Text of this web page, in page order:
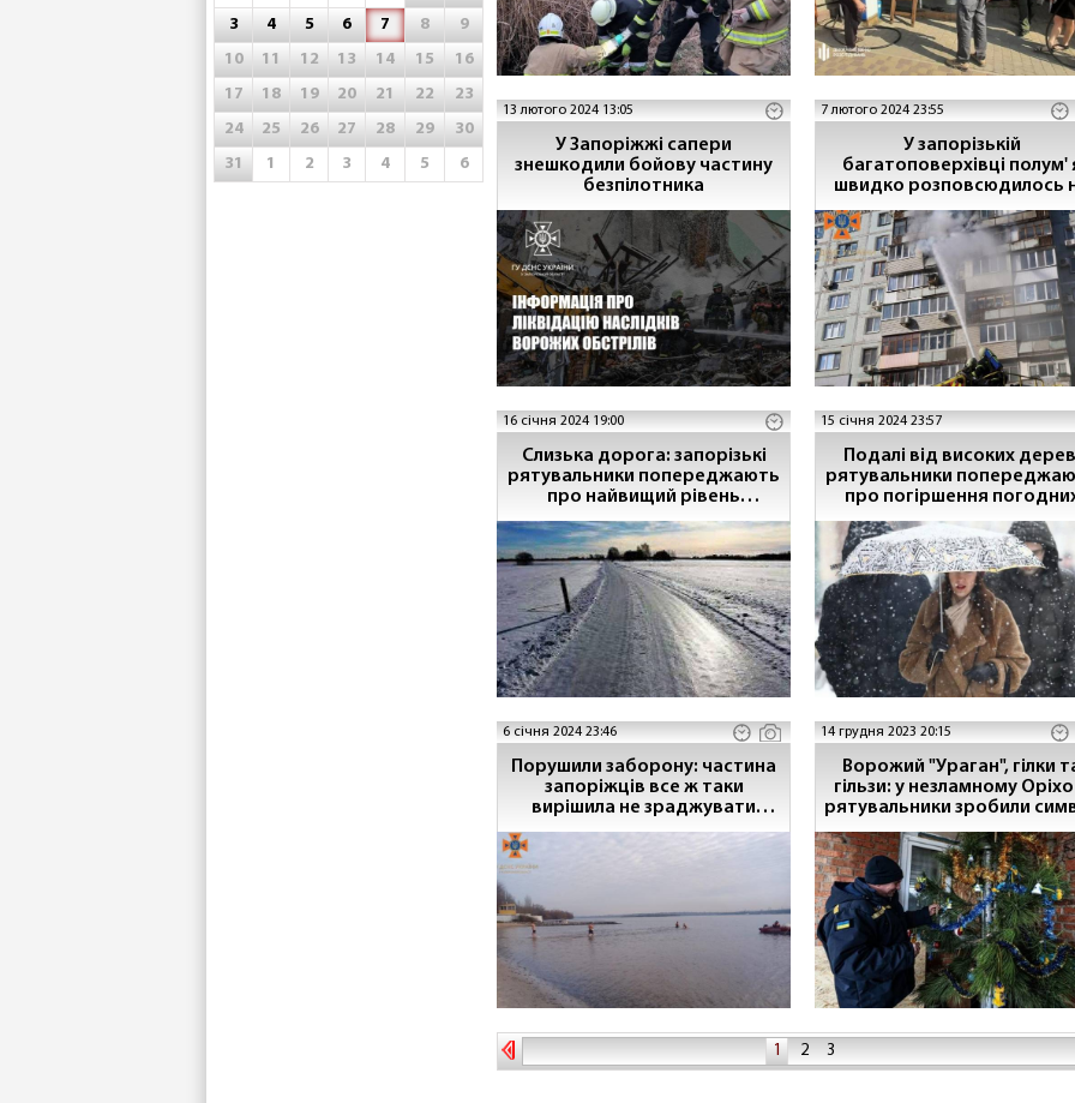
3
4 5 6 7 8
9
10
11 12 13 14 15
16
17
18 19 20 21 22
23
24
25 26 27 28 29
30
31
1 2 3 4 5 6
13 лютого 2024 13:05
У Запоріжжі сапери
знешкодили бойову частину
безпілотника
7 лютого 2024 23:55
У запорізькій
багатоповерхівці полум' я
швидко розповсюдилось
сусідні балкони та
16 січня 2024 19:00
Слизька дорога: запорізькі
рятувальники попереджають
про найвищий рівень
небезпечності
15 січня 2024 23:57
Подалі від високих
рятувальники
про погіршення
умов
6 січня 2024 23:46
Порушили заборону: частина
запоріжців все ж таки
вирішила не зраджувати
традиції
14 грудня 2023 20:15
Ворожий "Ураган", гілки та
гільзи: у незламному
рятувальники зробили символ
Нового року
1 2 3